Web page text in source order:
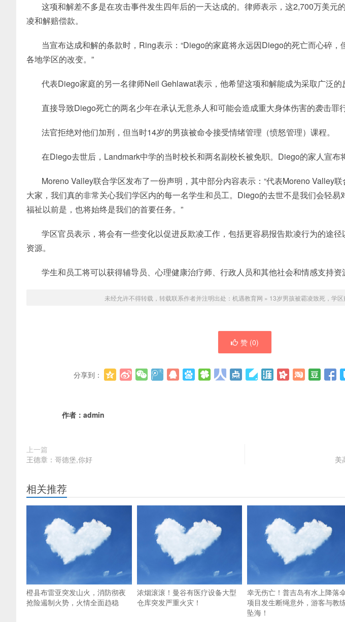
这项和解差不多是在攻击事件发生四年后的一天达成的。律师表示，这2,700万美元
凌和解赔偿款。
当宣布达成和解的条款时，Ring表示：“Diego的家庭将永远因Diego的死亡而心碎
各地学区的改变。”
代表Diego家庭的另一名律师Neil Gehlawat表示，他希望这项和解能成为采取广泛的
直接导致Diego死亡的两名少年在承认无意杀人和可能会造成重大身体伤害的袭击罪
法官拒绝对他们加刑，但当时14岁的男孩被命令接受情绪管理（愤怒管理）课程。
在Diego去世后，Landmark中学的当时校长和两名副校长被免职。Diego的家人宣布
Moreno Valley联合学区发布了一份声明，其中部分内容表示：“代表Moreno Valley
大家，我们真的非常关心我们学区内的每一名学生和员工。Diego的去世不是我们会轻易
福祉以前是，也将始终是我们的首要任务。”
学区官员表示，将会有一些变化以促进反欺凌工作，包括更容易报告欺凌行为的途
资源。
学生和员工将可以获得辅导员、心理健康治疗师、行政人员和其他社会和情感支持资
未经允许不得转载，转载联系作者并注明出处： 机遇教育网 » 13岁男孩被霸凌致死，学
赞 (0)
分享到：
作者： admin
上一篇
王德章：哥德堡,你好
美
相关推荐
橙县布雷亚突发山火，消防彻夜
抢险遏制火势，火情全面趋稳
浓烟滚滚！曼谷有医疗设备大型
仓库突发严重火灾！
幸无伤亡！普吉岛有水上降落
项目发生断绳意外，游客与教
坠海！